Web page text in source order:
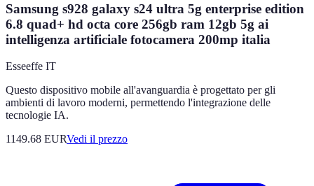
Samsung s928 galaxy s24 ultra 5g enterprise edition
6.8 quad+ hd octa core 256gb ram 12gb 5g ai
intelligenza artificiale fotocamera 200mp italia
Esseeffe IT
Questo dispositivo mobile all'avanguardia è progettato per gli
ambienti di lavoro moderni, permettendo l'integrazione delle
tecnologie IA.
1149.68 EURVedi il prezzo